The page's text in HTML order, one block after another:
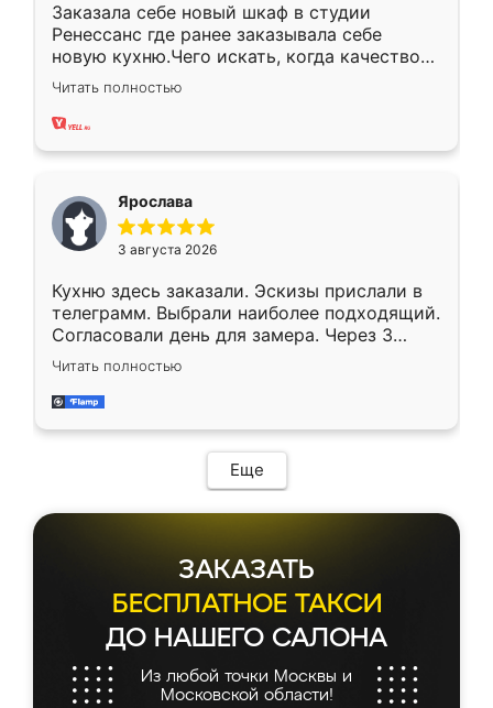
Заказала себе новый шкаф в студии
Ренессанс где ранее заказывала себе
новую кухню.Чего искать, когда качеством
вполне довольна. Служит кухня уже почти
два года, нареканий нет.
Читать полностью
Ярослава
3 августа 2026
Кухню здесь заказали. Эскизы прислали в
телеграмм. Выбрали наиболее подходящий.
Согласовали день для замера. Через 3
недели кухня была уже готова. Остались
довольны работой. Спасибо Ренессанс
мебель за качественную работу!
Читать полностью
Еще
ЗАКАЗАТЬ
БЕСПЛАТНОЕ ТАКСИ
ДО НАШЕГО САЛОНА
Из любой точки Москвы и
Московской области!